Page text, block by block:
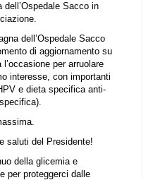
Sacco in
dell’Ospedale Sacco
di aggiornamento su
per arruolare
interesse, con importanti
e dieta specifica anti-
saluti del Presidente!
della glicemia e
per proteggerci dalle